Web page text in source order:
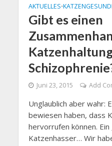
AKTUELLES•
Gibt es einen
Juni 23, 2015 Add
Unglaublich aber wahr:
bewiesen haben, dass
hervorrufen können.
Katzenhasser… Wir